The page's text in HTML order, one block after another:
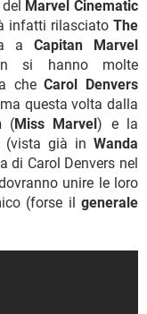
Marvel Cinematic
infatti rilasciato The
a Capitan Marvel
si hanno molte
cheCarol Denvers
questa volta dalla
(Miss Marvel) e la
già in Wanda
di Carol Denvers nel
unire le loro
(forse il generale